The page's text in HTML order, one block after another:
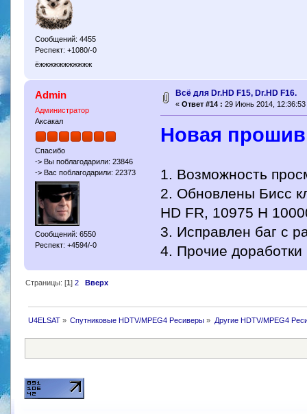
Сообщений: 4455
Респект: +1080/-0
ёжжжжжжжжжжж
Admin
Администратор
Аксакал
Спасибо
-> Вы поблагодарили: 23846
-> Вас поблагодарили: 22373
Сообщений: 6550
Респект: +4594/-0
Всё для Dr.HD F15, Dr.HD F16.
« Ответ #14 : 29 Июнь 2014, 12:36:53
Новая
1. Возможность
2. Обновлены Бисс
HD FR, 10975 H
3. Исправлен баг с
4. Прочие доработки
Страницы: [1] 2 Вверх
U4ELSAT» Спутниковые HDTV/MPEG4 Ресиверы » Другие HDTV/MPEG4